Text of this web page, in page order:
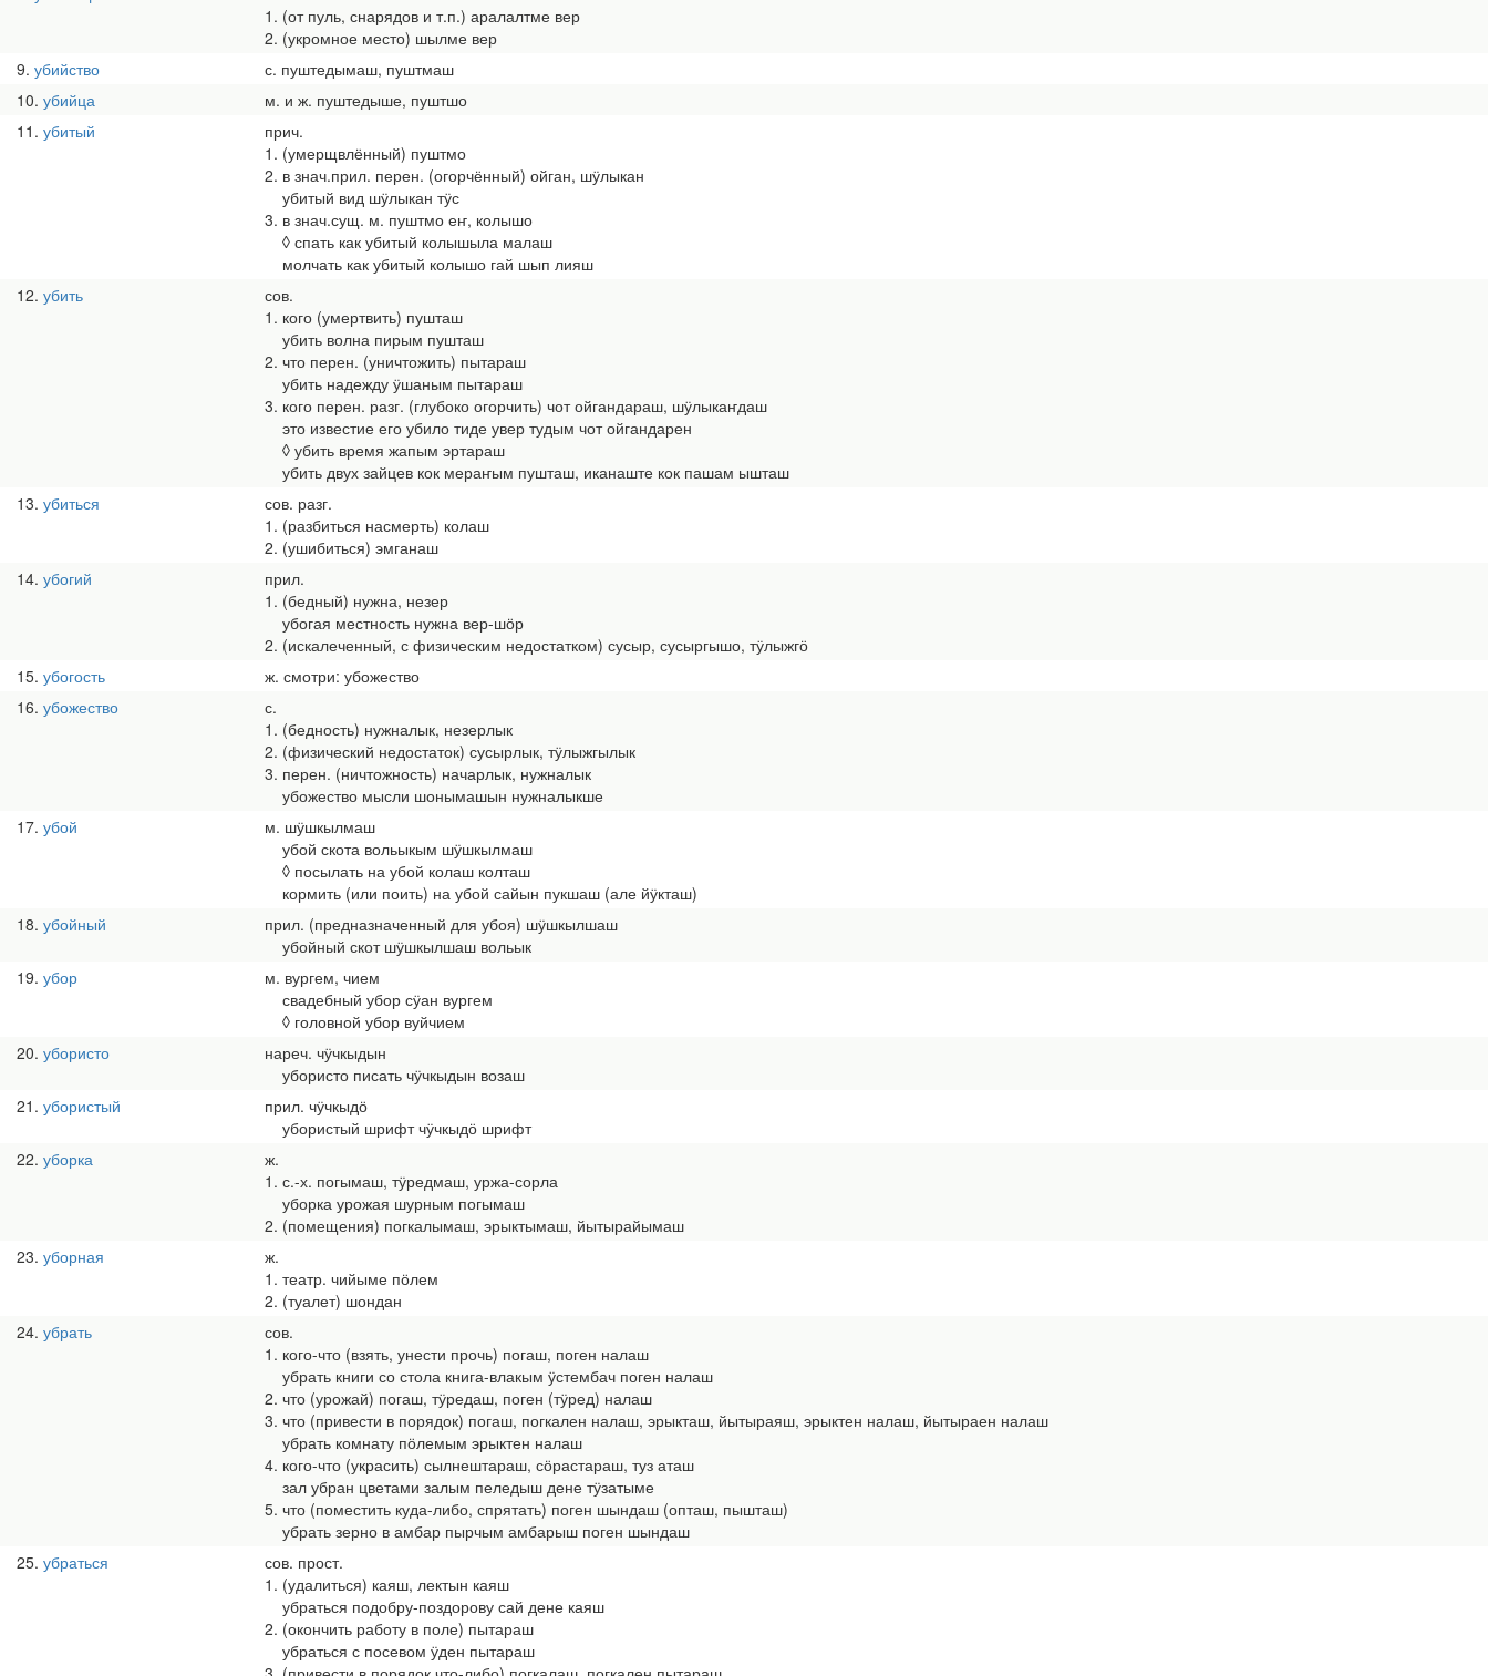
1. (от пуль, снарядов и т.п.) аралалтме вер
2. (укромное место) шылме вер
9 убийство
с. пуштедымаш, пуштмаш
10 убийца
м. и ж. пуштедыше, пуштшо
11 убитый
прич.
1. (умерщвлённый) пуштмо
2. в знач.прил. перен. (огорчённый) ойган, шӱлыкан
убитый вид шӱлыкан тӱс
3. в знач.сущ. м. пуштмо еҥ, колышо
◊ спать как убитый колышыла малаш
молчать как убитый колышо гай шып лияш
12 убить
сов.
1. кого (умертвить) пушташ
убить волна пирым пушташ
2. что перен. (уничтожить) пытараш
убить надежду ӱшаным пытараш
3. кого перен. разг. (глубоко огорчить) чот ойгандараш, шӱлыкаҥдаш
это известие его убило тиде увер тудым чот ойгандарен
◊ убить время жапым эртараш
убить двух зайцев кок мераҥым пушташ, иканаште кок пашам ышташ
13 убиться
сов. разг.
1. (разбиться насмерть) колаш
2. (ушибиться) эмганаш
14 убогий
прил.
1. (бедный) нужна, незер
убогая местность нужна вер-шӧр
2. (искалеченный, с физическим недостатком) сусыр, сусыргышо, тӱлыжгӧ
15 убогость
ж. смотри: убожество
16 убожество
с.
1. (бедность) нужналык, незерлык
2. (физический недостаток) сусырлык, тӱлыжгылык
3. перен. (ничтожность) начарлык, нужналык
убожество мысли шонымашын нужналыкше
17 убой
м. шӱшкылмаш
убой скота вольыкым шӱшкылмаш
◊ посылать на убой колаш колташ
кормить (или поить) на убой сайын пукшаш (але йӱкташ)
18 убойный
прил. (предназначенный для убоя) шӱшкылшаш
убойный скот шӱшкылшаш вольык
19 убор
м. вургем, чием
свадебный убор сӱан вургем
◊ головной убор вуйчием
20 убористо
нареч. чӱчкыдын
убористо писать чӱчкыдын возаш
21 убористый
прил. чӱчкыдӧ
убористый шрифт чӱчкыдӧ шрифт
22 уборка
ж.
1. с.-х. погымаш, тӱредмаш, уржа-сорла
уборка урожая шурным погымаш
2. (помещения) погкалымаш, эрыктымаш, йытырайымаш
23 уборная
ж.
1. театр. чийыме пӧлем
2. (туалет) шондан
24 убрать
сов.
1. кого-что (взять, унести прочь) погаш, поген налаш
убрать книги со стола книга-влакым ӱстембач поген налаш
2. что (урожай) погаш, тӱредаш, поген (тӱред) налаш
3. что (привести в порядок) погаш, погкален налаш, эрыкташ, йытыраяш, эрыктен налаш, йытыраен налаш
убрать комнату пӧлемым эрыктен налаш
4. кого-что (украсить) сылнештараш, сӧрастараш, туз аташ
зал убран цветами залым пеледыш дене тӱзатыме
5. что (поместить куда-либо, спрятать) поген шындаш (опташ, пышташ)
убрать зерно в амбар пырчым амбарыш поген шындаш
25 убраться
сов. прост.
1. (удалиться) каяш, лектын каяш
убраться подобру-поздорову сай дене каяш
2. (окончить работу в поле) пытараш
убраться с посевом ӱден пытараш